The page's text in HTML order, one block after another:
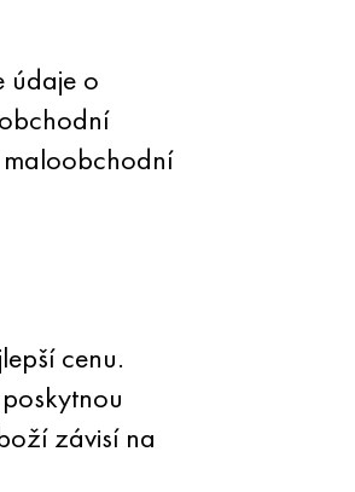
údaje o
cenu.
závisí na